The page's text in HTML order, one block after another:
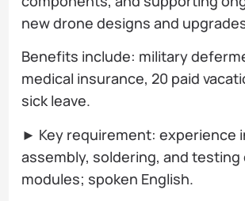
new drone designs and
Benefits include: military
medical insurance, 20 paid
sick leave.
► Key requirement: experience
assembly, soldering, and
modules; spoken English.